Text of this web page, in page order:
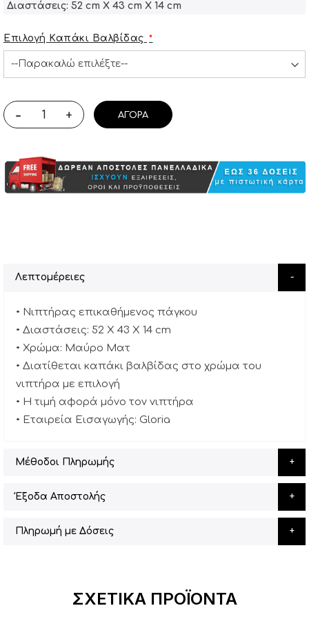
Διαστάσεις: 52 cm X 43 cm X 14 cm
Επιλογή Καπάκι Βαλβίδας
- + ΑΓΟΡΆ
Λεπτομέρειες
• Νιπτήρας επικαθήμενος πάγκου
• Διαστάσεις: 52 X 43 X 14 cm
• Χρώμα: Mαύρο Ματ
• Διατίθεται καπάκι βαλβίδας στο χρώμα του
νιπτήρα με επιλογή
• Η τιμή αφορά μόνο τον νιπτήρα
• Εταιρεία Εισαγωγής: Gloria
Μέθοδοι Πληρωμής
Έξοδα Αποστολής
Πληρωμή με Δόσεις
ΣΧΕΤΙΚΆ ΠΡΟΪΌΝΤΑ